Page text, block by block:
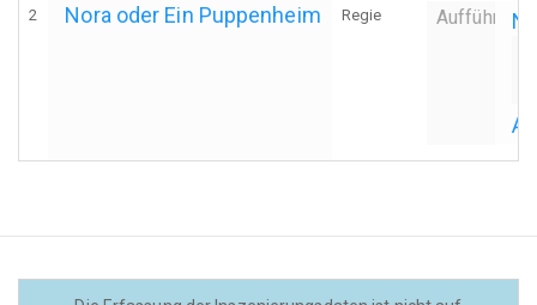
2 Nora oder Ein Puppenheim Regie Aufführung